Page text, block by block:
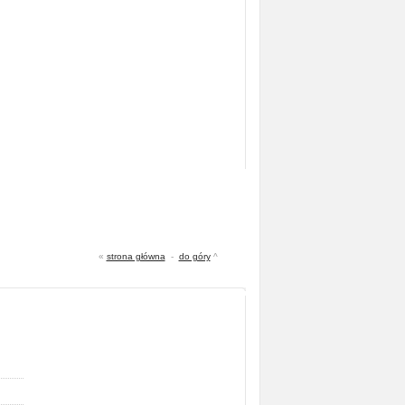
« strona główna - do góry^